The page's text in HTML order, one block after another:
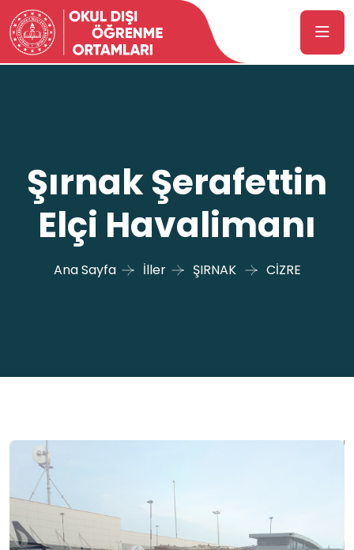
Şırnak Şerafettin
Elçi Havalimanı
Ana Sayfa İller ŞIRNAK CİZRE